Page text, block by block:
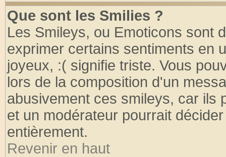
Que sont les Smilies ?
Les Smileys, ou Emoticons sont
exprimer certains sentiments en
joyeux, :( signifie triste. Vous
lors de la composition d'un
abusivement ces smileys, car ils
et un modérateur pourrait
entièrement.
Revenir en haut